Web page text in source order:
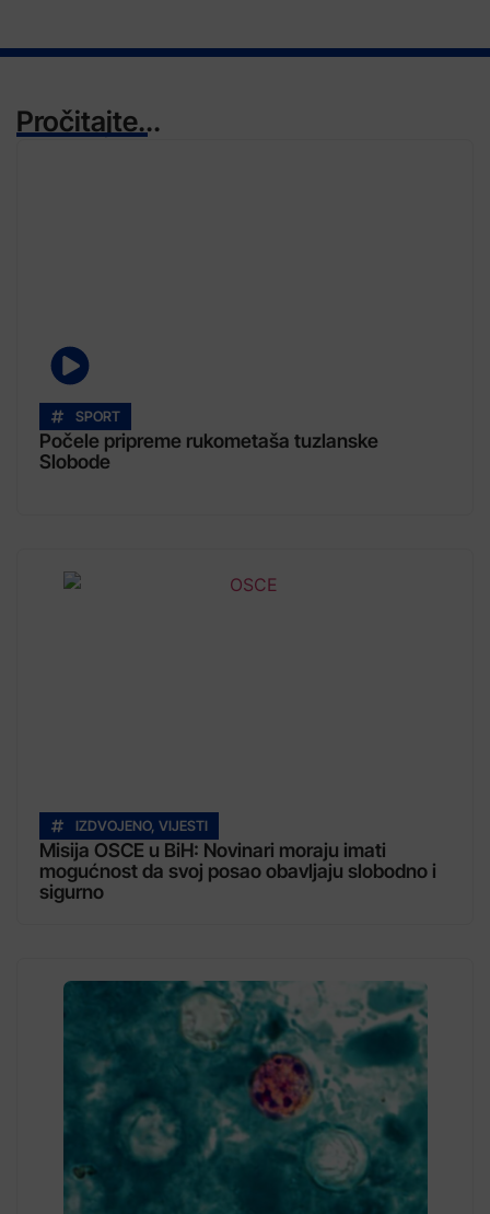
Pročitajte...
SPORT
Počele pripreme rukometaša tuzlanske
Slobode
IZDVOJENO, VIJESTI
Misija OSCE u BiH: Novinari moraju imati
mogućnost da svoj posao obavljaju slobodno i
sigurno